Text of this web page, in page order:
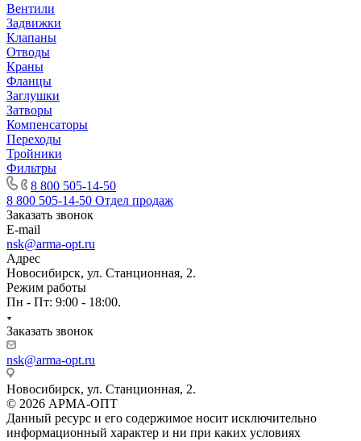
Вентили
Задвижки
Клапаны
Отводы
Краны
Фланцы
Заглушки
Затворы
Компенсаторы
Переходы
Тройники
Фильтры
8 800 505-14-50
8 800 505-14-50 Отдел продаж
Заказать звонок
E-mail
nsk@arma-opt.ru
Адрес
Новосибирск, ул. Станционная, 2.
Режим работы
Пн - Пт: 9:00 - 18:00.
Заказать звонок
nsk@arma-opt.ru
Новосибирск, ул. Станционная, 2.
© 2026 АРМА-ОПТ
Данный ресурс и его содержимое носит исключительно
информационный характер и ни при каких условиях